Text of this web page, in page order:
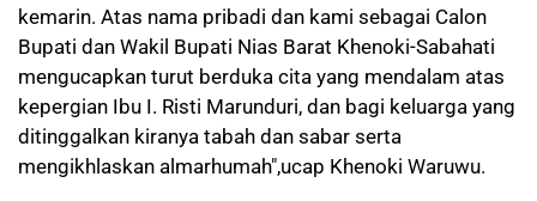
kemarin. Atas nama pribadi dan kami sebagai Calon
Bupati dan Wakil Bupati Nias Barat Khenoki-Sabahati
mengucapkan turut berduka cita yang mendalam atas
kepergian Ibu I. Risti Marunduri, dan bagi keluarga yang
ditinggalkan kiranya tabah dan sabar serta
mengikhlaskan almarhumah",ucap Khenoki Waruwu.